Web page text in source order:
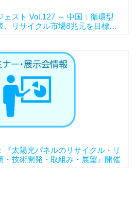
ェスト Vol.127 ～ 中国：循環型
、リサイクル市場8兆元を目標
『太陽光パネルのリサイクル・リ
・技術開発・取組み・展望』開催